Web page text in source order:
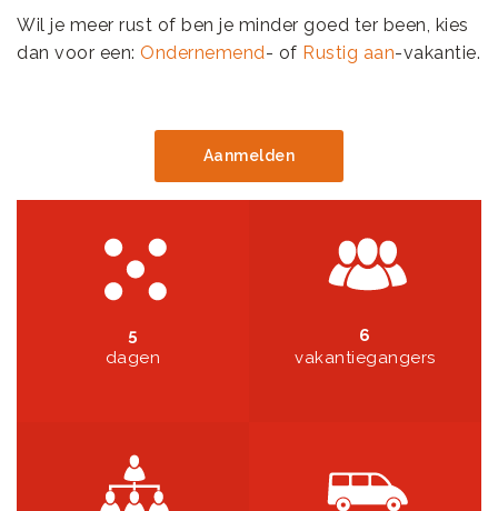
Wil je meer rust of ben je minder goed ter been, kies
dan voor een: Ondernemend- of Rustig aan-vakantie.
Aanmelden
5
dagen
6
vakantiegangers